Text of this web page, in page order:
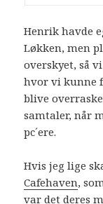
Henrik havde
Løkken, men
overskyet, så
hvor vi kunne
blive
samtaler, når
pc´ere.
Hvis jeg lige
Cafehaven,
var det deres